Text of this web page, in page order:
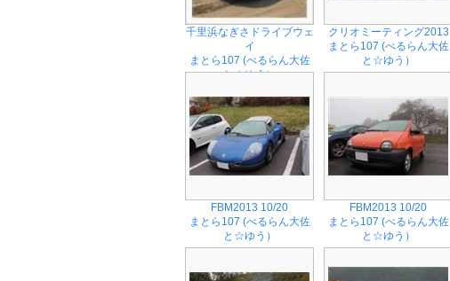
千里浜なぎさドライブウェ
イ
まとら107 (べるらん大佐
と☆ゆう）
クリオミーティング2013
まとら107 (べるらん大佐
と☆ゆう）
FBM2013 10/20
まとら107 (べるらん大佐
と☆ゆう）
FBM2013 10/20
まとら107 (べるらん大佐
と☆ゆう）